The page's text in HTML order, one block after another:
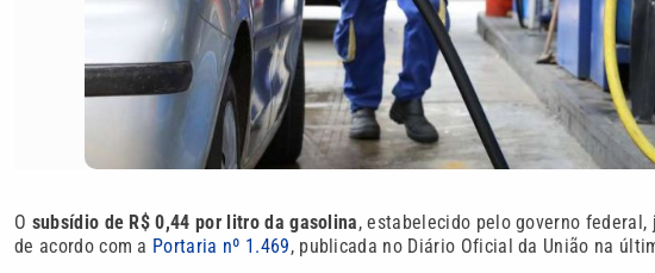
O subsídio de R$ 0,44 por litro da gasolina, estabelecido pelo governo
de acordo com a Portaria nº 1.469, publicada no Diário Oficial da União na